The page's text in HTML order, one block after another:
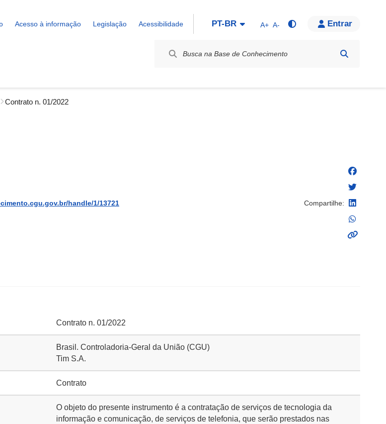
Acesso à informação Legislação Acessibilidade PT-BR A+ A- Entrar
Contrato n. 01/2022
handle/1/13721 Compartilhe:
Contrato n. 01/2022
Brasil. Controladoria-Geral da União (CGU)
Tim S.A.
Contrato
O objeto do presente instrumento é a contratação de serviços de tecnologia da
informação e comunicação, de serviços de telefonia, que serão prestados nas